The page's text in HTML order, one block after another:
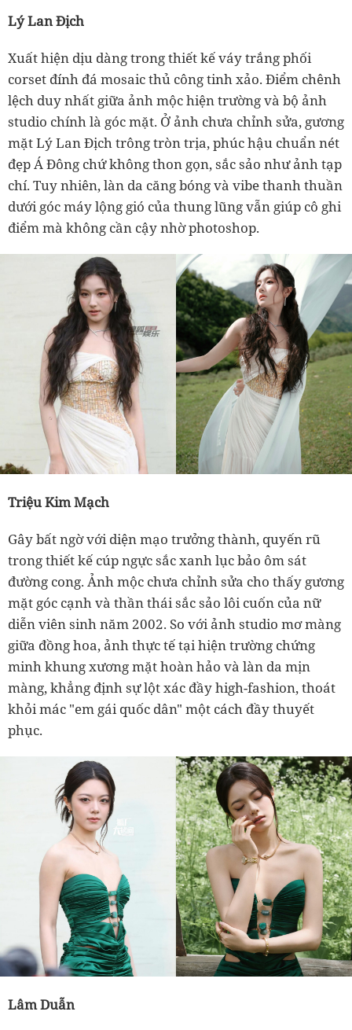
Lý Lan Địch
Xuất hiện dịu dàng trong thiết kế váy trắng phối
corset đính đá mosaic thủ công tinh xảo. Điểm chênh
lệch duy nhất giữa ảnh mộc hiện trường và bộ ảnh
studio chính là góc mặt. Ở ảnh chưa chỉnh sửa, gương
mặt Lý Lan Địch trông tròn trịa, phúc hậu chuẩn nét
đẹp Á Đông chứ không thon gọn, sắc sảo như ảnh tạp
chí. Tuy nhiên, làn da căng bóng và vibe thanh thuần
dưới góc máy lộng gió của thung lũng vẫn giúp cô ghi
điểm mà không cần cậy nhờ photoshop.
Triệu Kim Mạch
Gây bất ngờ với diện mạo trưởng thành, quyến rũ
trong thiết kế cúp ngực sắc xanh lục bảo ôm sát
đường cong. Ảnh mộc chưa chỉnh sửa cho thấy gương
mặt góc cạnh và thần thái sắc sảo lôi cuốn của nữ
diễn viên sinh năm 2002. So với ảnh studio mơ màng
giữa đồng hoa, ảnh thực tế tại hiện trường chứng
minh khung xương mặt hoàn hảo và làn da mịn
màng, khẳng định sự lột xác đầy high-fashion, thoát
khỏi mác "em gái quốc dân" một cách đầy thuyết
phục.
Lâm Duẫn